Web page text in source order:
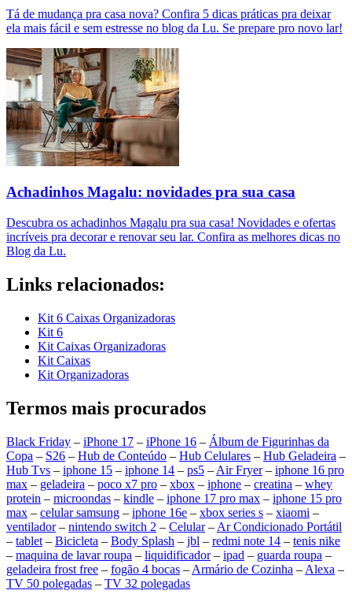
Tá de mudança pra casa nova? Confira 5 dicas práticas pra deixar
ela mais fácil e sem estresse no blog da Lu. Se prepare pro novo lar!
Achadinhos Magalu: novidades pra sua casa
Descubra os achadinhos Magalu pra sua casa! Novidades e ofertas
incríveis pra decorar e renovar seu lar. Confira as melhores dicas no
Blog da Lu.
Links relacionados:
Kit 6 Caixas Organizadoras
Kit 6
Kit Caixas Organizadoras
Kit Caixas
Kit Organizadoras
Termos mais procurados
Black Friday – iPhone 17 – iPhone 16 – Álbum de Figurinhas da
Copa – S26 – Hub de Conteúdo – Hub Celulares – Hub Geladeira –
Hub Tvs – iphone 15 – iphone 14 – ps5 – Air Fryer– iphone 16 pro
max – geladeira – poco x7 pro – xbox – iphone – creatina – whey
protein – microondas – kindle – iphone 17 pro max – iphone 15 pro
max – celular samsung – iphone 16e – xbox series s – xiaomi –
ventilador– nintendo switch 2 – Celular– Ar Condicionado Portátil
– tablet – Bicicleta – Body Splash – jbl – redmi note 14 – tenis nike
– maquina de lavar roupa – liquidificador– ipad – guarda roupa –
geladeira frost free – fogão 4 bocas – Armário de Cozinha – Alexa –
TV 50 polegadas – TV 32 polegadas